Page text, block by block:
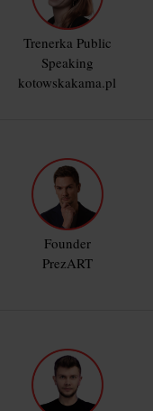
Trenerka Public
Speaking
kotowskakama.pl
Founder
PrezART